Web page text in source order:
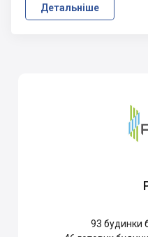
Детальніше
93 будинки